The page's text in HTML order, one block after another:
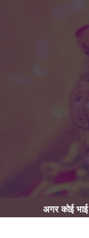
अगर कोई भाई दिल से